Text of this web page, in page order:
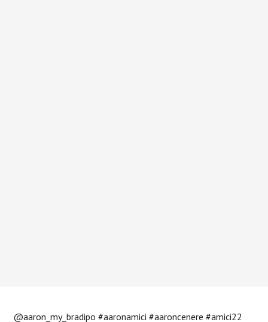
@aaron_my_bradipo #aaronamici #aaroncenere #amici22